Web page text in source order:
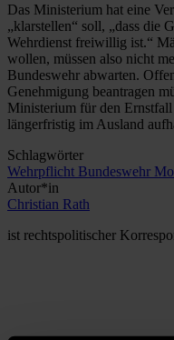
Das Ministerium hat eine
„klarstellen“ soll, „dass die
Wehrdienst freiwillig ist.“
wollen, müssen also nicht
Bundeswehr abwarten.
Genehmigung beantragen
Ministerium für den
längerfristig im Ausland
Schlagwörter
Wehrpflicht Bundeswehr
Autor*in
Christian Rath
ist rechtspolitischer